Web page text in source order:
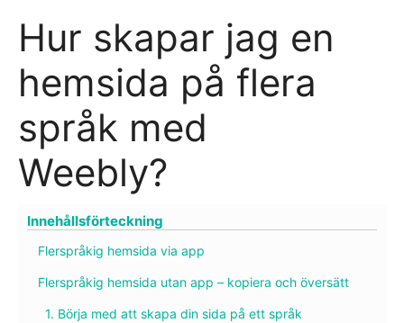
Hur skapar jag en
hemsida på flera
språk med
Weebly?
Innehållsförteckning
Flerspråkig hemsida via app
Flerspråkig hemsida utan app – kopiera och översätt
1. Börja med att skapa din sida på ett språk